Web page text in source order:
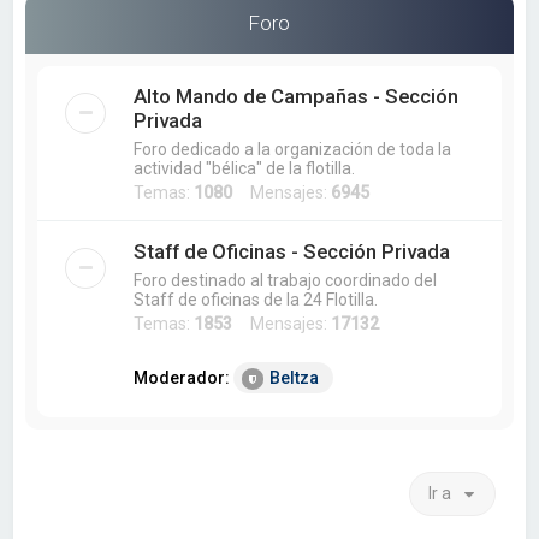
Foro
Alto Mando de Campañas - Sección
Privada
Foro dedicado a la organización de toda la
actividad "bélica" de la flotilla.
Temas: 1080 Mensajes: 6945
Staff de Oficinas - Sección Privada
Foro destinado al trabajo coordinado del
Staff de oficinas de la 24 Flotilla.
Temas: 1853 Mensajes: 17132
Moderador: Beltza
Ir a